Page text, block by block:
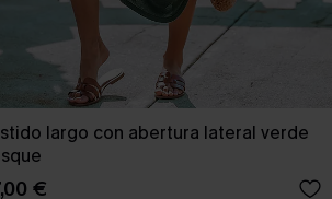
largo con abertura lateral verde
€